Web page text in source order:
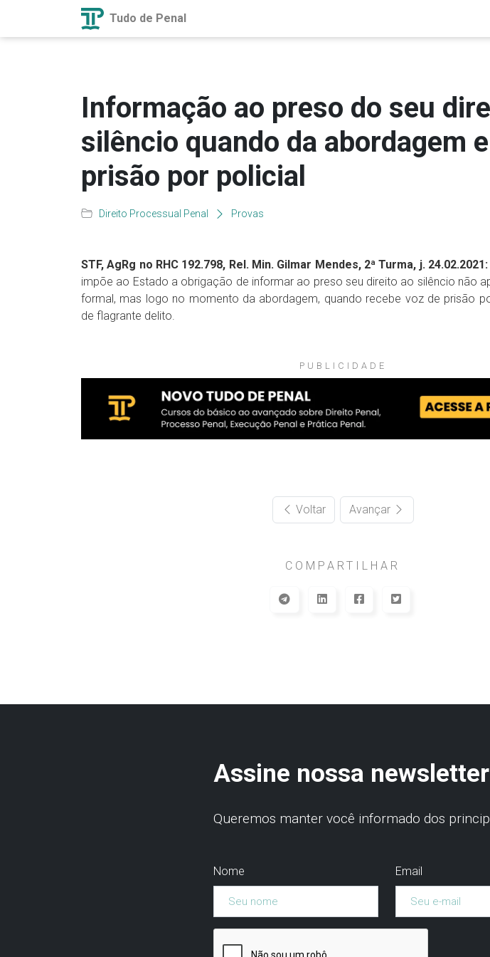
Tudo de Penal
Informação ao preso do seu
silêncio quando da abordagem
prisão por policial
Direito Processual Penal Provas
STF, AgRg no RHC 192.798, Rel. Min. Gilmar Mendes, 2ª Turma, j. 24.02.2021:
impõe ao Estado a obrigação de informar ao preso seu direito ao silêncio não
formal, mas logo no momento da abordagem, quando recebe voz de prisão
de flagrante delito.
PUBLICIDADE
Voltar Avançar
COMPARTILHAR
Assine nossa newsletter
Queremos manter você informado dos
Nome Email